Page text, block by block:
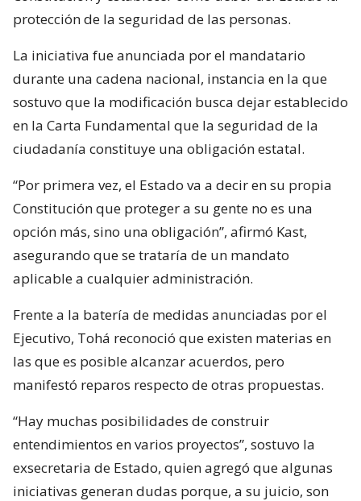
protección de la seguridad de las personas.
La iniciativa fue anunciada por el mandatario
durante una cadena nacional, instancia en la que
sostuvo que la modificación busca dejar establecido
en la Carta Fundamental que la seguridad de la
ciudadanía constituye una obligación estatal.
“Por primera vez, el Estado va a decir en su propia
Constitución que proteger a su gente no es una
opción más, sino una obligación”, afirmó Kast,
asegurando que se trataría de un mandato
aplicable a cualquier administración.
Frente a la batería de medidas anunciadas por el
Ejecutivo, Tohá reconoció que existen materias en
las que es posible alcanzar acuerdos, pero
manifestó reparos respecto de otras propuestas.
“Hay muchas posibilidades de construir
entendimientos en varios proyectos”, sostuvo la
exsecretaria de Estado, quien agregó que algunas
iniciativas generan dudas porque, a su juicio, son